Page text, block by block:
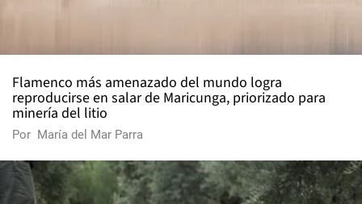
Flamenco más amenazado del mundo logra
reproducirse en salar de Maricunga, priorizado para
minería del litio
Por María del Mar Parra